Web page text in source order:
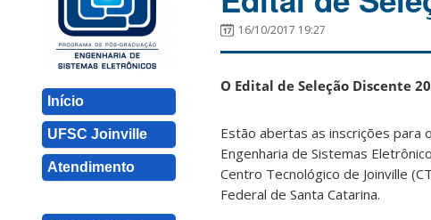
Início
UFSC Joinville
Atendimento
16/10/2017 19:27
O Edital de Seleção Discente
Estão abertas as inscrições para
Engenharia de Sistemas
Centro Tecnológico de Joinville
Federal de Santa Catarina.